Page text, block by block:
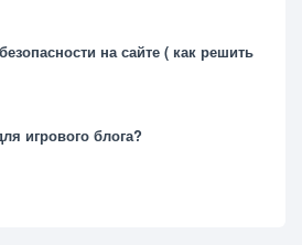
на сайте ( как решить
игрового блога?